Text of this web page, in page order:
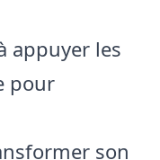
appuyer les
pour
son